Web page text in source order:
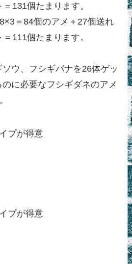
131個たまります。
＝84個のアメ＋27個送れ
111個たまります。
ウ、フシギバナを26体ゲッ
のに必要なフシギダネのアメ
プが得意
プが得意